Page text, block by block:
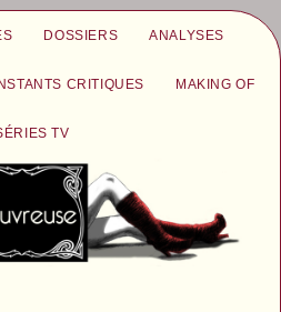
DOSSIERS ANALYSES
INSTANTS CRITIQUES MAKING OF
TV